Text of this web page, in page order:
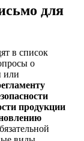
для
в список
о
или
продукции